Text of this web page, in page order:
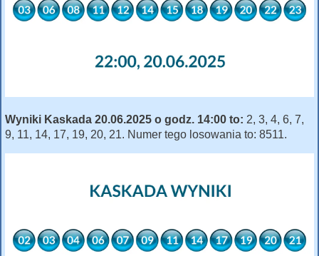
Wyniki Kaskada 20.06.2025 o godz. 14:00 to: 2, 3, 4, 6, 7,
9, 11, 14, 17, 19, 20, 21. Numer tego losowania to: 8511.